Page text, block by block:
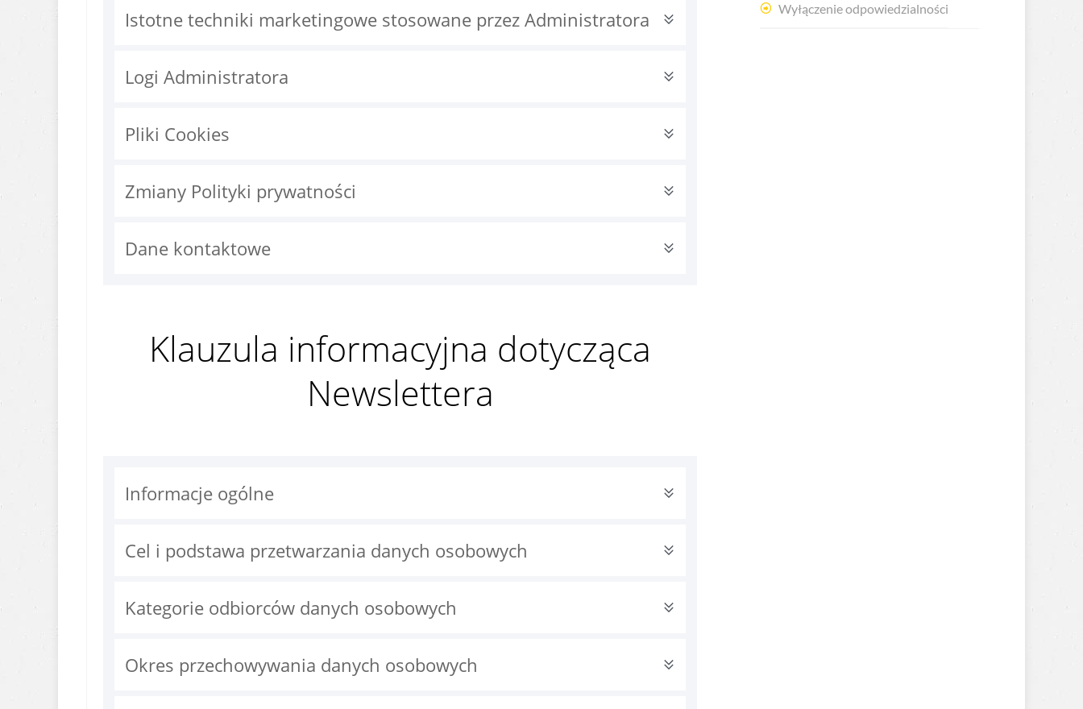
Istotne techniki marketingowe stosowane przez Administratora
Logi Administratora
Pliki Cookies
Zmiany Polityki prywatności
Dane kontaktowe
Klauzula informacyjna dotycząca
Newslettera
Informacje ogólne
Cel i podstawa przetwarzania danych osobowych
Kategorie odbiorców danych osobowych
Okres przechowywania danych osobowych
Wyłączenie odpowiedzialności